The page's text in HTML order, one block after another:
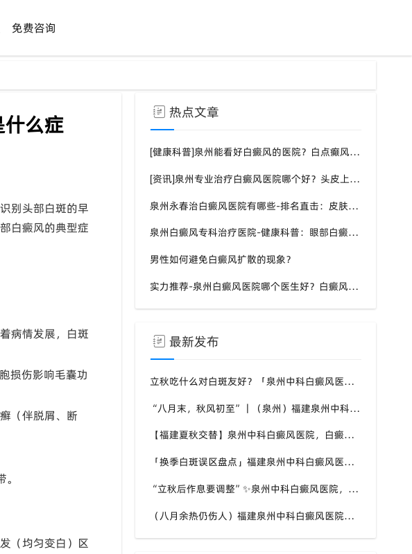
免费咨询
么症
别头部白斑的早
白癜风的典型症
病情发展，白斑
损伤影响毛囊功
（伴脱屑、断
（均匀变白）区
热点文章
[健康科普]泉州能看好白癜风的医院？白点癫风需要注意什么饮食？
[资讯]泉州专业治疗白癜风医院哪个好？头皮上有一块白色厚厚的头皮？
泉州永春治白癜风医院有哪些-排名直击：皮肤白斑是什么原因导致的？
泉州白癜风专科治疗医院-健康科普：眼部白癜风症状？
男性如何避免白癜风扩散的现象？
实力推荐-泉州白癜风医院哪个医生好？白癜风症状表现都有什么？
最新发布
立秋吃什么对白斑友好？「泉州中科白癜风医院」福建白癜风患者饮食不要盲目忌口
“八月末，秋风初至”｜（泉州）福建泉州中科白癜风医院，聊聊白癜风换季防护关键点
【福建夏秋交替】泉州中科白癜风医院，白癜风患者，入秋之后洗澡习惯也要多注意
「换季白斑误区盘点」福建泉州中科白癜风医院，白斑消长多变，科学对待才是正道
“立秋后作息要调整”✨泉州中科白癜风医院，白癜风患者，不良作息会影响皮肤状态
（八月余热仍伤人）福建泉州中科白癜风医院，白癜风外出，依旧要做好硬防晒措施